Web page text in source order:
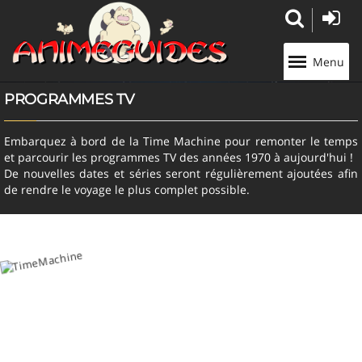
Menu
PROGRAMMES TV
Embarquez à bord de la Time Machine pour remonter le temps
et parcourir les programmes TV des années 1970 à aujourd'hui !
De nouvelles dates et séries seront régulièrement ajoutées afin
de rendre le voyage le plus complet possible.
Panneau de gestion des cookies